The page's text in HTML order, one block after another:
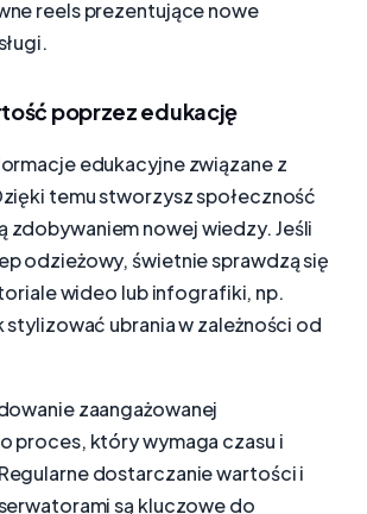
reels prezentujące nowe
poprzez edukację
edukacyjne związane z
temu stworzysz społeczność
zdobywaniem nowej wiedzy. Jeśli
odzieżowy, świetnie sprawdzą się
wideo lub infografiki, np.
stylizować ubrania w zależności od
zaangażowanej
proces, który wymaga czasu i
dostarczanie wartości i
są kluczowe do